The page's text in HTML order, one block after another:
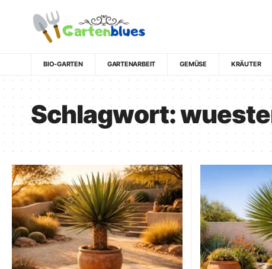
BIO-GARTEN GARTENARBEIT GEMÜSE KRÄUTER
Schlagwort: